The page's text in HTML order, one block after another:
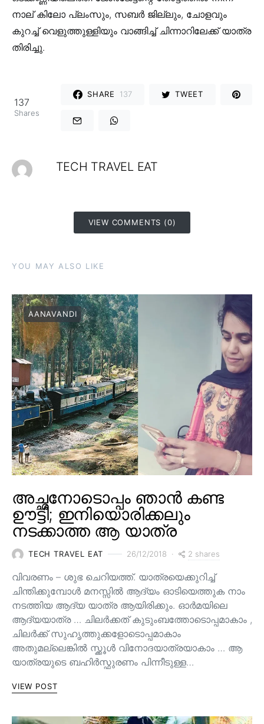
നാല് കിലോ പ്ലംസും, സബർ ജില്ലും, ചോളവും
കുറച്ച് വെളുത്തുള്ളിയും വാങ്ങിച്ച് ചിന്നാറിലേക്ക് യാത്ര
തിരിച്ചു.
137
Shares
SHARE 137 TWEET
TECH TRAVEL EAT
VIEW COMMENTS (0)
YOU MAY ALSO LIKE
AANAVANDI
അച്ഛനോടൊപ്പം ഞാൻ കണ്ട
ഊട്ടി; ഇനിയൊരിക്കലും
നടക്കാത്ത ആ യാത്ര
TECH TRAVEL EAT 26/12/2018 2 shares
വിവരണം – ശുഭ ചെറിയത്ത്. യാത്രയെക്കുറിച്ച്
ചിന്തിക്കുമ്പോൾ മനസ്സിൽ ആദ്യം ഓടിയെത്തുക നാം
നടത്തിയ ആദ്യ യാത്ര ആയിരിക്കും. ഓർമയിലെ
ആദ്യയാത്ര … ചിലർക്കത് കുടുംബത്തോടൊപ്പമാകാം ,
ചിലർക്ക് സുഹൃത്തുക്കളോടൊപ്പമാകാം
അതുമല്ലെങ്കിൽ സ്ക്കൂൾ വിനോദയാത്രയാകാം … ആ
യാത്രയുടെ ബഹിർസ്ഫുരണം പിന്നീടുള്ള…
VIEW POST